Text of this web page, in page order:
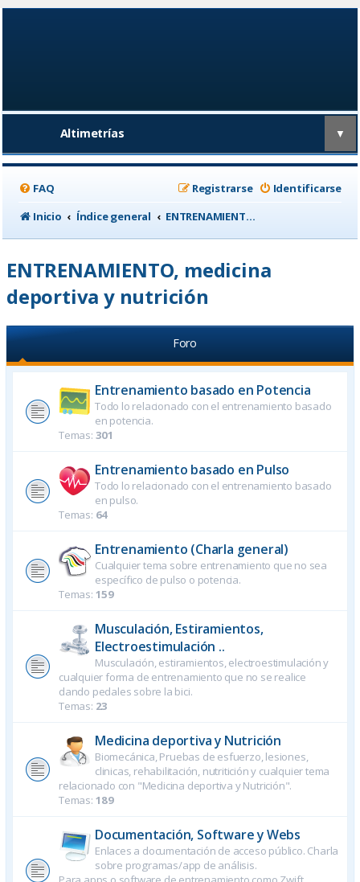
Altimetrías ▼
FAQ Identificarse
Registrarse
Inicio
Índice general ENTRENAMIENTO, medicina deportiva y nutrición
ENTRENAMIENTO, medicina
deportiva y nutrición
Foro
Entrenamiento basado en Potencia
Todo lo relacionado con el entrenamiento basado
en potencia.
Temas: 301
Entrenamiento basado en Pulso
Todo lo relacionado con el entrenamiento basado
en pulso.
Temas: 64
Entrenamiento (Charla general)
Cualquier tema sobre entrenamiento que no sea
específico de pulso o potencia.
Temas: 159
Musculación, Estiramientos,
Electroestimulación ..
Musculación, estiramientos, electroestimulación y
cualquier forma de entrenamiento que no se realice
dando pedales sobre la bici.
Temas: 23
Medicina deportiva y Nutrición
Biomecánica, Pruebas de esfuerzo, lesiones,
clinicas, rehabilitación, nutritición y cualquier tema
relacionado con "Medicina deportiva y Nutrición".
Temas: 189
Documentación, Software y Webs
Enlaces a documentación de acceso público. Charla
sobre programas/app de análisis.